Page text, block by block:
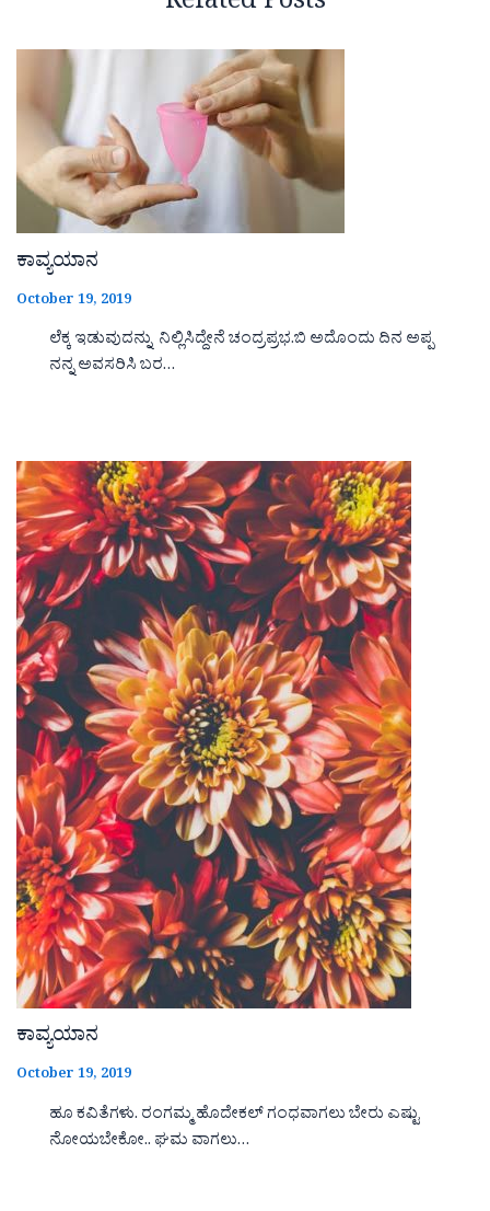
ಕಾವ್ಯಯಾನ
October 19, 2019
ಲೆಕ್ಕ ಇಡುವುದನ್ನು ನಿಲ್ಲಿಸಿದ್ದೇನೆ ಚಂದ್ರಪ್ರಭ.ಬಿ ಅದೊಂದು ದಿನ ಅಪ್ಪ
ನನ್ನ ಅವಸರಿಸಿ ಬರ…
ಕಾವ್ಯಯಾನ
October 19, 2019
ಹೂ ಕವಿತೆಗಳು. ರಂಗಮ್ಮ ಹೊದೇಕಲ್ ಗಂಧವಾಗಲು ಬೇರು ಎಷ್ಟು
ನೋಯಬೇಕೋ.. ಘಮ ವಾಗಲು…